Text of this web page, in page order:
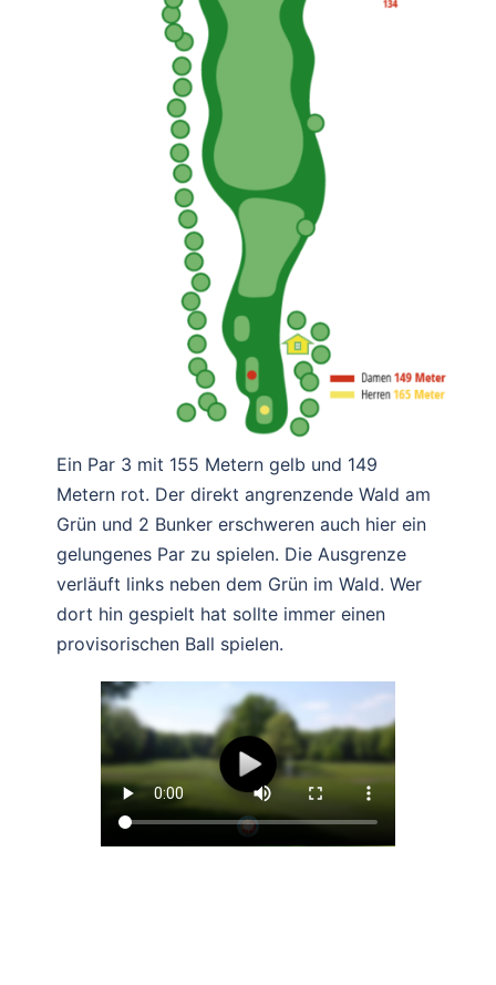
Ein Par 3 mit 155 Metern gelb und 149
Metern rot. Der direkt angrenzende Wald am
Grün und 2 Bunker erschweren auch hier ein
gelungenes Par zu spielen. Die Ausgrenze
verläuft links neben dem Grün im Wald. Wer
dort hin gespielt hat sollte immer einen
provisorischen Ball spielen.